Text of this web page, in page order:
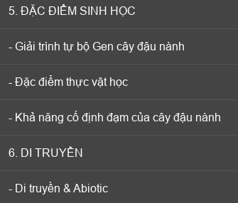
5. ĐẶC ĐIỂM SINH HỌC
- Giải trình tự bộ Gen cây đậu nành
- Đặc điểm thực vật học
- Khả năng cố định đạm của cây đậu nành
6. DI TRUYỀN
- Di truyền & Abiotic
5. ĐẶC ĐIỂM SINH HỌC
- Giải trình tự bộ Gen cây đậu nành
- Đặc điểm thực vật học
- Khả năng cố định đạm của cây đậu nành
6. DI TRUYỀN
- Di truyền & Abiotic